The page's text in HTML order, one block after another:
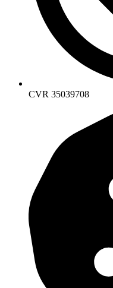
CVR 35039708